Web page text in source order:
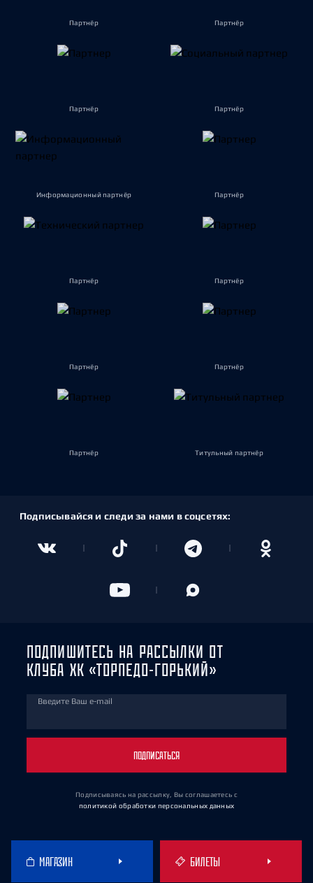
Партнёр Партнёр
Партнёр Партнёр
Информационный партнёр Партнёр
Партнёр Партнёр
Партнёр Партнёр
Партнёр Титульный партнёр
Подписывайся и следи за нами в соцсетях:
ПОДПИШИТЕСЬ НА РАССЫЛКИ ОТ
КЛУБА ХК «ТОРПЕДО-ГОРЬКИЙ»
Введите Ваш e-mail
ПОДПИСАТЬСЯ
Подписываясь на рассылку, Вы соглашаетесь с
политикой обработки персональных данных
МАГАЗИН БИЛЕТЫ